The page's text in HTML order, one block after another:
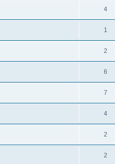
4
1
2
6
7
4
2
2